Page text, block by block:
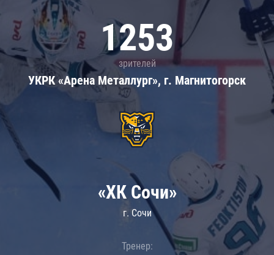
1253
зрителей
УКРК «Арена Металлург», г. Магнитогорск
«ХК Сочи»
г. Сочи
Тренер: